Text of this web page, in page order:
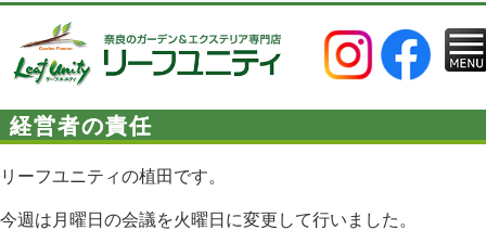
経営者の責任
リーフユニティの植田です。
今週は月曜日の会議を火曜日に変更して行いました。